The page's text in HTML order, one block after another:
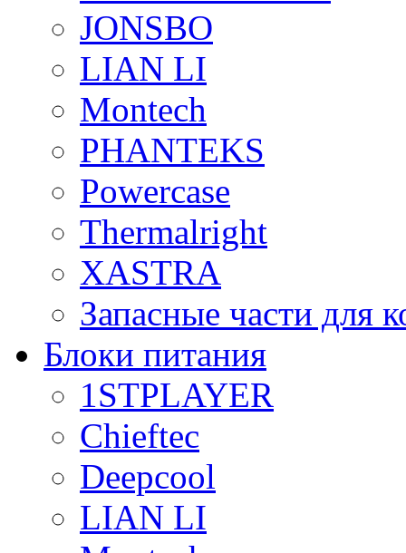
JONSBO
LIAN LI
Montech
PHANTEKS
Powercase
Thermalright
XASTRA
Запасные части для
Блоки питания
1STPLAYER
Chieftec
Deepcool
LIAN LI